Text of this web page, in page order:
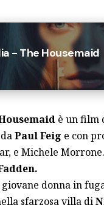
- The Housemaid
è un film
Paul Feig e con
e Michele
giovane donna in
sfarzosa villa di